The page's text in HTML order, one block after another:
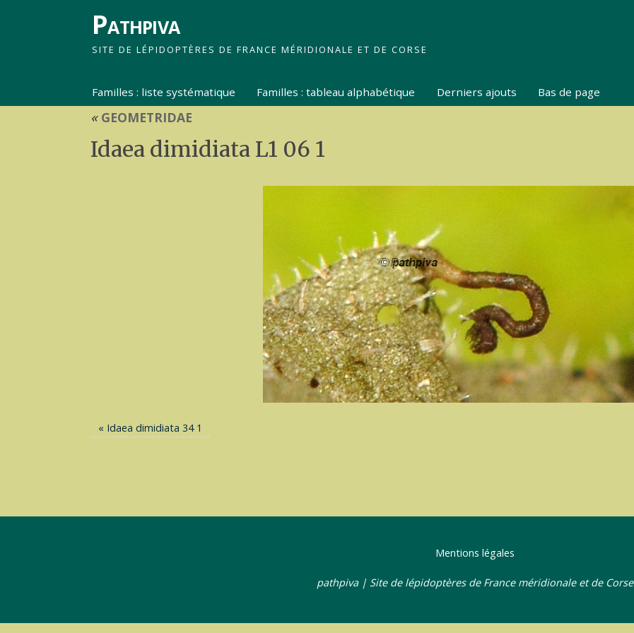
Pathpiva
SITE DE LÉPIDOPTÈRES DE FRANCE MÉRIDIONALE ET DE CORSE
Familles : liste systématique Familles : tableau alphabétique Derniers ajouts Bas de page
«GEOMETRIDAE
Idaea dimidiata L1 06 1
« Idaea dimidiata 34 1
Mentions légales
pathpiva | Site de lépidoptères de France méridionale et de Corse